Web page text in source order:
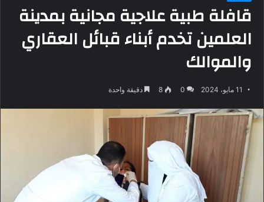
قافلة طبية علاجية مجانية بمدينة
العلمين تخدم أبناء قبائل العقاري
والموالك
11 مايو، 2024 0
8 دقيقة واحدة